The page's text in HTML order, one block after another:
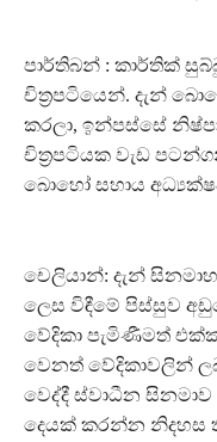
පාර්තිබන් : කාර්තික්
චිත‍්‍රපටියෙන්. දැන්
කරලා, ඉන්පස්සේ
චිත‍්‍රපටියක වැඩ
බොහෝ සහාය
චෙලියාන්: දැන්
ලෙස විඳීමේ පිස්සුව
වේදිකා පැමිණීමත්
වෙනත් වේදිකාවලින්
වෙද්දී ස්වාධීන
දෙයක් කරන්න නිදහස